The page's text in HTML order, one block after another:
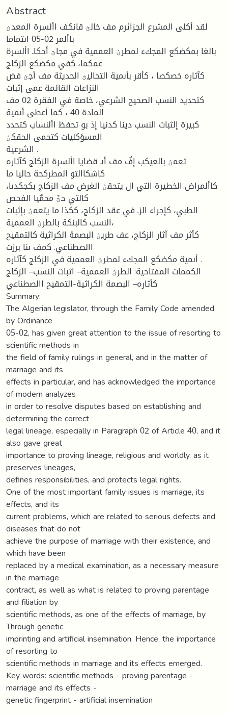
Abstract
لقد أكلى المشرع الجزائرم مف خالؿ قانكف األسرة المعدؿ
باألمر 02-05 اىتماما
بالغا بمكضكع المجكء لمطرؽ العممية في مجاؿ أحكاـ األسرة
عمكما، كفي مكضكع الزكاج
كآثاره خصكصا ، كأقر بأىمية التحاليؿ الحديثة مف أجؿ فض
النزاعات القائمة عمى إثبات
كتحديد النسب الصحيح الشرعي، خاصة في الفقرة 02 مف
المادة 40 ، كما أعطى أىمية
كبيرة إلثبات النسب دينا كدنيا إذ بو تحفظ األنساب كتحدد
المسؤكليات كتحمى الحقكؽ
الشرعية .
تعمؽ بالعيكب إفٌ مف أىـ قضايا األسرة الزكاج كآثاره
كاشكاالتو المطركحة حاليا ما
كاألمراض الخطيرة التي ال يتحقؽ الغرض مف الزكاج بكجكدىا،
كالتي حؿٌ محمٌيا الفحص
الطبي، كإجراء الزـ في عقد الزكاج، ككذا ما يتعمؽ بإثبات
النسب كالبنكة بالطرؽ العممية،
كأثر مف آثار الزكاج، عف طريؽ البصمة الكراثية كالتمقيح
االصطناعي. كمف ىنا برزت
أىمية مكضكع المجكء لمطرؽ العممية في الزكاج كآثاره .
الكممات المفتاحية: الطرؽ العممية– اثبات النسب– الزكاج
كأثاره– البصمة الكراثية-التمقيح االصطناعي
Summary:
The Algerian legislator, through the Family Code amended
by Ordinance
05-02, has given great attention to the issue of resorting to
scientific methods in
the field of family rulings in general, and in the matter of
marriage and its
effects in particular, and has acknowledged the importance
of modern analyzes
in order to resolve disputes based on establishing and
determining the correct
legal lineage, especially in Paragraph 02 of Article 40, and it
also gave great
importance to proving lineage, religious and worldly, as it
preserves lineages,
defines responsibilities, and protects legal rights.
One of the most important family issues is marriage, its
effects, and its
current problems, which are related to serious defects and
diseases that do not
achieve the purpose of marriage with their existence, and
which have been
replaced by a medical examination, as a necessary measure
in the marriage
contract, as well as what is related to proving parentage
and filiation by
scientific methods, as one of the effects of marriage, by
Through genetic
imprinting and artificial insemination. Hence, the importance
of resorting to
scientific methods in marriage and its effects emerged.
Key words: scientific methods - proving parentage -
marriage and its effects -
genetic fingerprint - artificial insemination